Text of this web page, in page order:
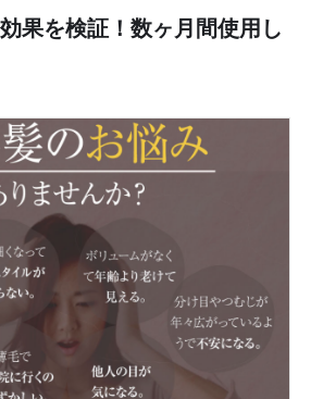
効果を検証！数ヶ月間使用し